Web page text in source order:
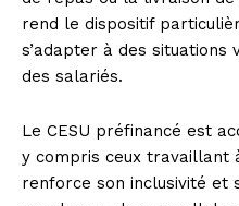
rend le dispositif
s’adapter à des
des salariés.
Le CESU préfinancé est
y compris ceux travaillant
renforce son inclusivité et